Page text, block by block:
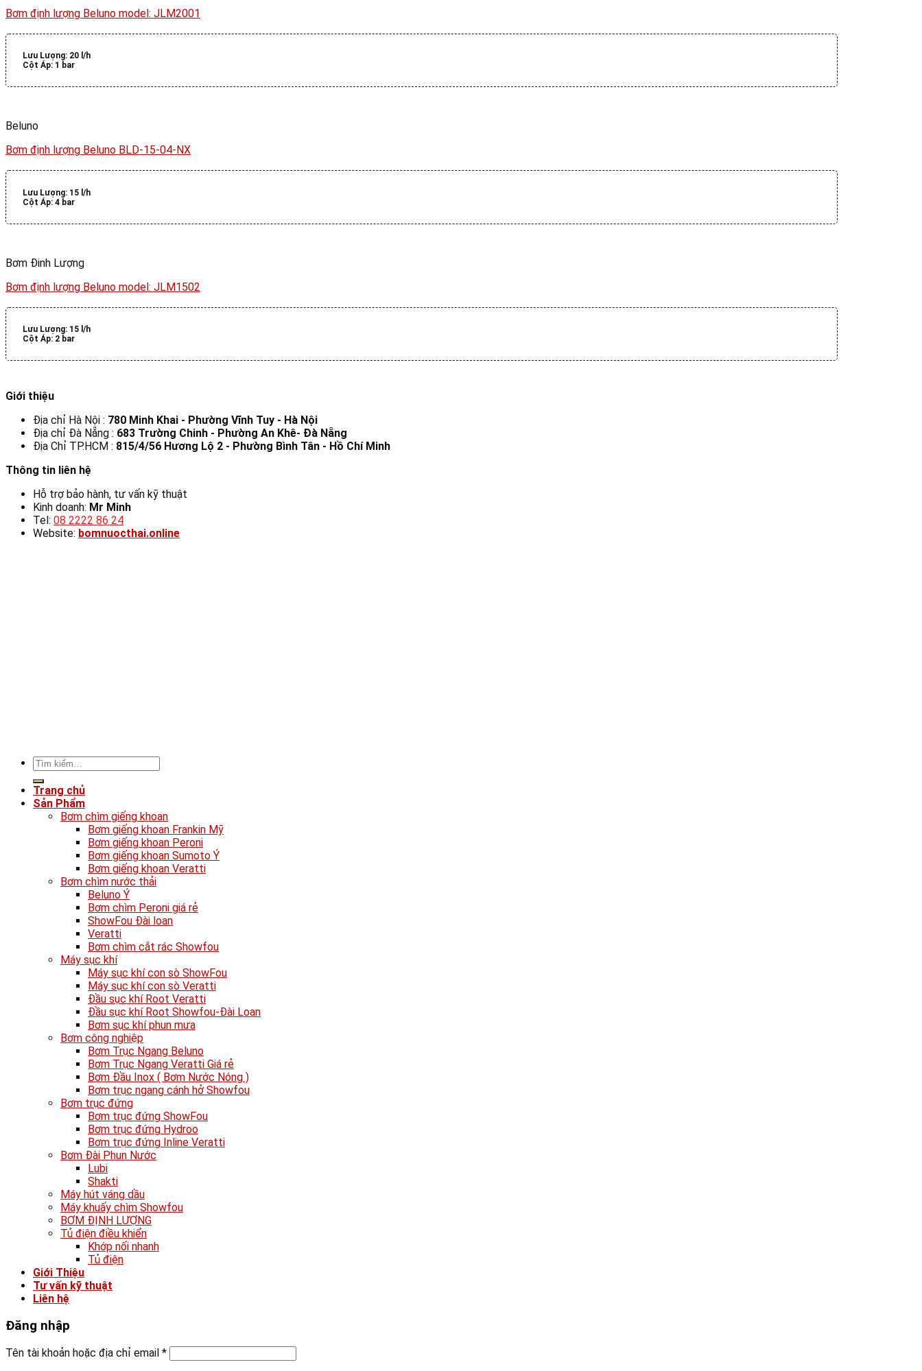
Bơm định lượng Beluno model: JLM2001
Lưu Lượng: 20 l/h
Cột Áp: 1 bar
Beluno
Bơm định lượng Beluno BLD-15-04-NX
Lưu Lượng: 15 l/h
Cột Áp:4 bar
Bơm Đinh Lượng
Bơm định lượng Beluno model: JLM1502
Lưu Lượng: 15 l/h
Cột Áp: 2 bar
Giới thiệu
Địa chỉ Hà Nội : 780 Minh Khai - Phường Vĩnh Tuy - Hà Nội
Địa chỉ Đà Nẵng : 683 Trường Chinh - Phường An Khê- Đà Nẵng
Địa Chỉ TP.HCM : 815/4/56 Hương Lộ 2 - Phường Bình Tân - Hồ Chí Minh
Thông tin liên hệ
Hỗ trợ bảo hành, tư vấn kỹ thuật
Kinh doanh: Mr Minh
Tel: 08 2222 86 24
Website: bomnuocthai.online
Tìm
Trang chủ
Sản Phẩm
Bơm chìm giếng khoan
Bơm giếng khoan Frankin Mỹ
Bơm giếng khoan Peroni
Bơm giếng khoan Sumoto Ý
Bơm giếng khoan Veratti
Bơm chìm nước thải
Beluno Ý
Bơm chìm Peroni giá rẻ
ShowFou Đài loan
Veratti
Bơm chìm cắt rác Showfou
Máy sục khí
Máy sục khí con sò ShowFou
Máy sục khí con sò Veratti
Đầu sục khí Root Veratti
Đầu sục khí Root Showfou-Đài Loan
Bơm sục khí phun mưa
Bơm công nghiệp
Bơm Trục Ngang Beluno
Bơm Trục Ngang Veratti Giá rẻ
Bơm Đầu Inox ( Bơm Nước Nóng )
Bơm trục ngang cánh hở Showfou
Bơm trục đứng
Bơm trục đứng ShowFou
Bơm trục đứng Hydroo
Bơm trục đứng Inline Veratti
Bơm Đài Phun Nước
Lubi
Shakti
Máy hút váng dầu
Máy khuấy chìm Showfou
BƠM ĐỊNH LƯỢNG
Tủ điện điều khiển
Khớp nối nhanh
Tủ điện
Giới Thiệu
Tư vấn kỹ thuật
Liên hệ
Đăng nhập
Tên tài khoản hoặc địa chỉ email *